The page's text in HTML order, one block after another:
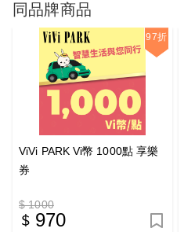
同品牌商品
97折
ViVi PARK Vi幣 1000點 享樂
券
$ 1000
970